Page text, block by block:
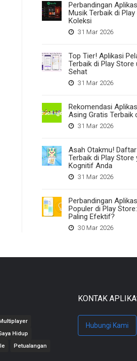
Perbandingan
Musik Terbaik di
Koleksi
31 Mar 2026
Top Tier! Aplikasi
Terbaik di Play Store
Sehat
31 Mar 2026
Rekomendasi
Asing Gratis Terbaik
31 Mar 2026
Asah Otakmu!
Terbaik di Play Store
Kognitif Anda
31 Mar 2026
Perbandingan
Populer di Play
Paling Efektif?
30 Mar 2026
Hidup
Petualangan
KONTAK
Hubungi Kami